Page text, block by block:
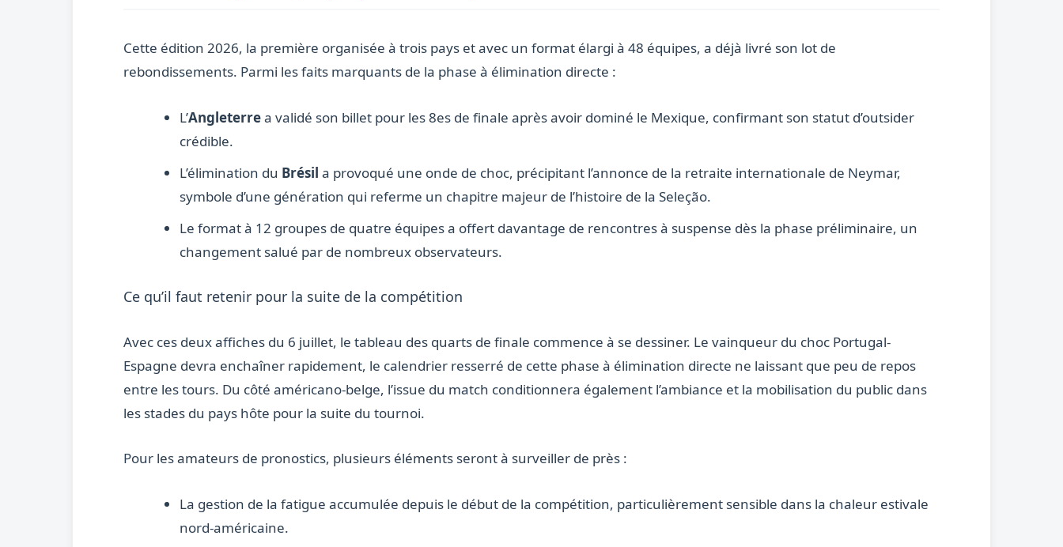
Cette édition 2026, la première organisée à trois pays et avec un format élargi à 48 équipes, a déjà livré son lot de
rebondissements. Parmi les faits marquants de la phase à élimination directe :
L’Angleterrea validé son billet pour les 8es de finale après avoir dominé le Mexique, confirmant son statut d’outsider
crédible.
L’élimination du Brésil a provoqué une onde de choc, précipitant l’annonce de la retraite internationale de Neymar,
symbole d’une génération qui referme un chapitre majeur de l’histoire de la Seleção.
Le format à 12 groupes de quatre équipes a offert davantage de rencontres à suspense dès la phase préliminaire, un
changement salué par de nombreux observateurs.
Ce qu’il faut retenir pour la suite de la compétition
Avec ces deux affiches du 6 juillet, le tableau des quarts de finale commence à se dessiner. Le vainqueur du choc Portugal-
Espagne devra enchaîner rapidement, le calendrier resserré de cette phase à élimination directe ne laissant que peu de repos
entre les tours. Du côté américano-belge, l’issue du match conditionnera également l’ambiance et la mobilisation du public dans
les stades du pays hôte pour la suite du tournoi.
Pour les amateurs de pronostics, plusieurs éléments seront à surveiller de près :
La gestion de la fatigue accumulée depuis le début de la compétition, particulièrement sensible dans la chaleur estivale
nord-américaine.